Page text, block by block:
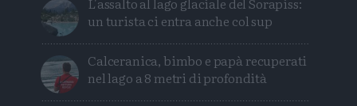
un turista ci entra anche col sup
Calceranica, bimbo e papà recuperati
nel lago a 8 metri di profondità